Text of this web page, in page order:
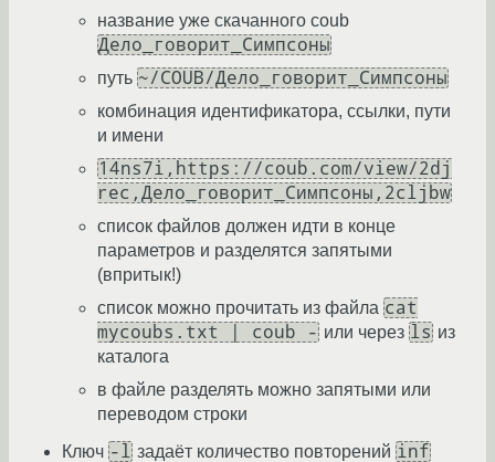
название уже скачанного coub
Дело_говорит_Симпсоны
путь ~/COUB/Дело_говорит_Симпсоны
комбинация идентификатора, ссылки, пути
и имени
14ns7i,https://coub.com/view/2dj
rec,Дело_говорит_Симпсоны,2cljbw
список файлов должен идти в конце
параметров и разделятся запятыми
(впритык!)
список можно прочитать из файла cat
mycoubs.txt | coub - или через ls из
каталога
в файле разделять можно запятыми или
переводом строки
Ключ -l задаёт количество повторений inf